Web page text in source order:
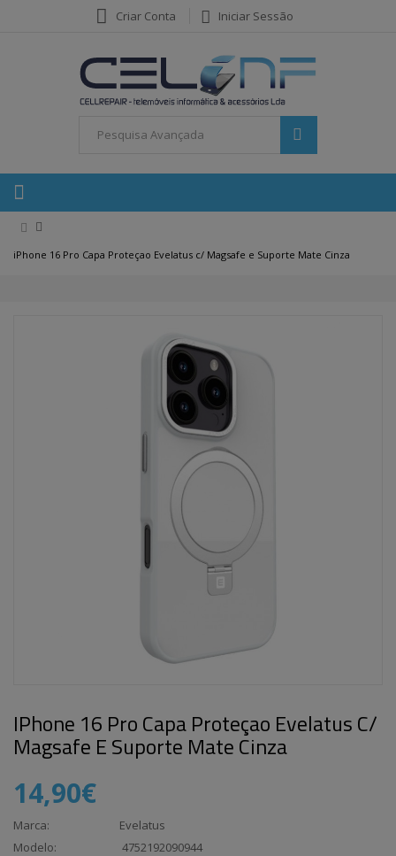
Criar Conta Iniciar Sessão
iPhone 16 Pro Capa Proteçao Evelatus c/ Magsafe e Suporte Mate Cinza
IPhone 16 Pro Capa Proteçao Evelatus C/
Magsafe E Suporte Mate Cinza
14,90€
Marca:
Evelatus
Modelo:
4752192090944